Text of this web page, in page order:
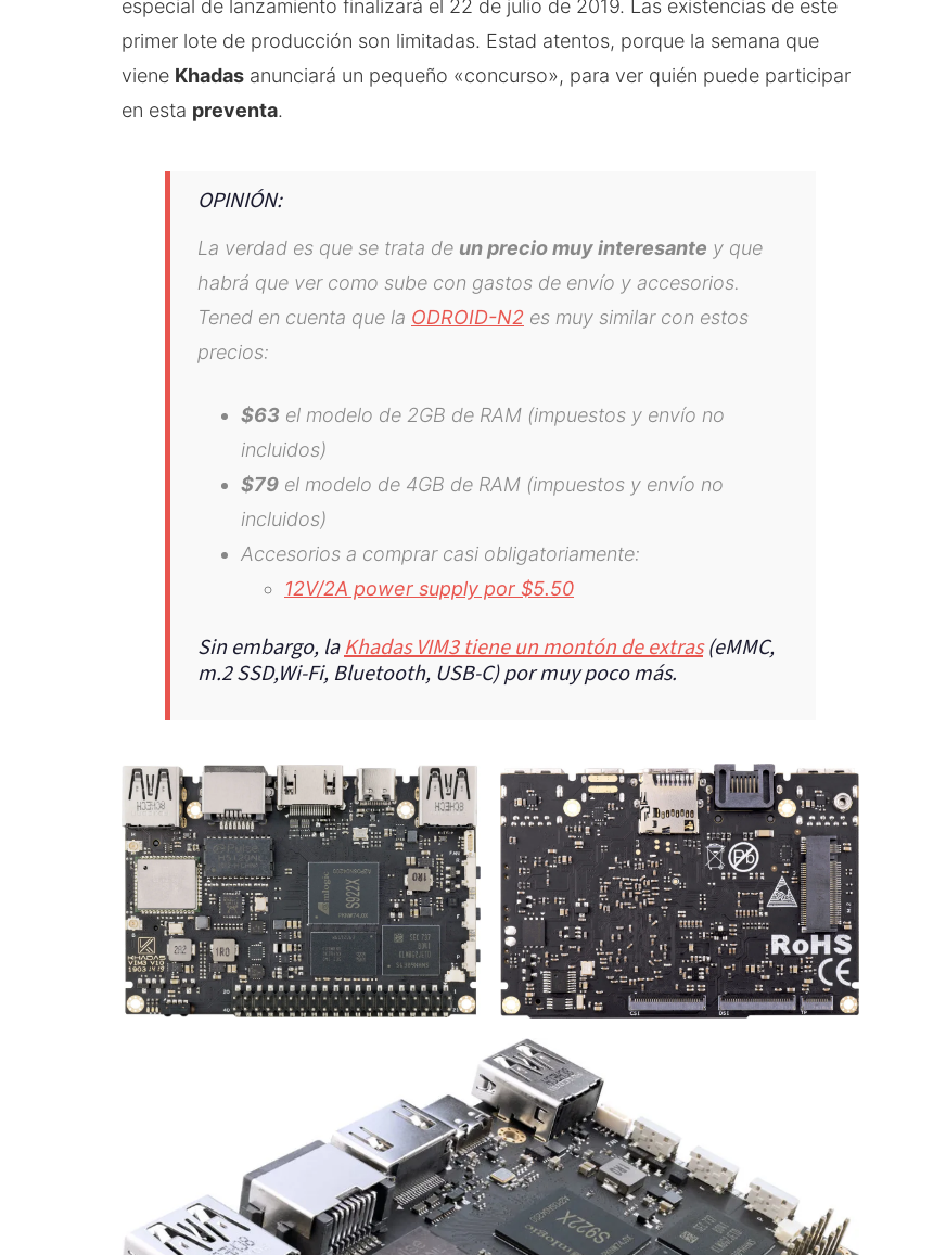
especial de lanzamiento finalizará el 22 de julio de 2019. Las existencias de este
primer lote de producción son limitadas. Estad atentos, porque la semana que
viene Khadas anunciará un pequeño «concurso», para ver quién puede participar
en esta preventa.
OPINIÓN:
La verdad es que se trata de un precio muy interesante y que
habrá que ver como sube con gastos de envío y accesorios.
Tened en cuenta que la ODROID-N2 es muy similar con estos
precios:
$63 el modelo de 2GB de RAM (impuestos y envío no
incluidos)
$79 el modelo de 4GB de RAM (impuestos y envío no
incluidos)
Accesorios a comprar casi obligatoriamente:
12V/2A power supply por $5.50
Sin embargo, laKhadas VIM3 tiene un montón de extras(eMMC,
m.2 SSD,Wi-Fi, Bluetooth, USB-C) por muy poco más.